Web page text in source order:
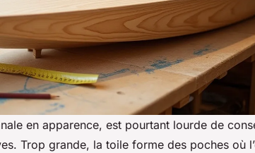
en apparence, est pourtant lourde de
Trop grande, la toile forme des poches où